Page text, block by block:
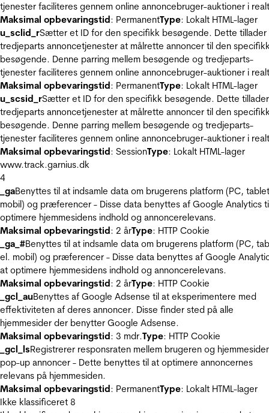
tjenester faciliteres gennem online annoncebruger-auktioner i
Maksimal opbevaringstid: PermanentType: Lokalt HTML-lager
u_sclid_rSætter et ID for den specifikk besøgende. Dette tillader
tredjeparts annoncetjenester at målrette annoncer til den
besøgende. Denne parring mellem besøgende og tredjeparts-
tjenester faciliteres gennem online annoncebruger-auktioner i
Maksimal opbevaringstid: PermanentType: Lokalt HTML-lager
u_scsid_rSætter et ID for den specifikk besøgende. Dette tillader
tredjeparts annoncetjenester at målrette annoncer til den
besøgende. Denne parring mellem besøgende og tredjeparts-
tjenester faciliteres gennem online annoncebruger-auktioner i
Maksimal opbevaringstid: SessionType: Lokalt HTML-lager
www.track.garnius.dk
4
_gaBenyttes til at indsamle data om brugerens platform (PC,
mobil) og præferencer - Disse data benyttes af Google Analytics
optimere hjemmesidens indhold og annoncerelevans.
Maksimal opbevaringstid: 2 årType: HTTP Cookie
_ga_#Benyttes til at indsamle data om brugerens platform (PC,
el. mobil) og præferencer - Disse data benyttes af Google
at optimere hjemmesidens indhold og annoncerelevans.
Maksimal opbevaringstid: 2 årType: HTTP Cookie
_gcl_auBenyttes af Google Adsense til at eksperimentere med
effektiviteten af deres annoncer. Disse finder sted på alle
hjemmesider der benytter Google Adsense.
Maksimal opbevaringstid: 3 mdr.Type: HTTP Cookie
_gcl_lsRegistrerer responsraten mellem brugeren og
pop-up annoncer - Dette benyttes til at optimere annoncernes
relevans på hjemmesiden.
Maksimal opbevaringstid: PermanentType: Lokalt HTML-lager
Ikke klassificeret 8